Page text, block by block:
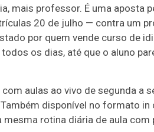
mais professor. É uma aposta
20 de julho — contra um
por quem vende curso de
os dias, até que o aluno
aulas ao vivo de segunda a
Também disponível no formato in
mesma rotina diária de aula